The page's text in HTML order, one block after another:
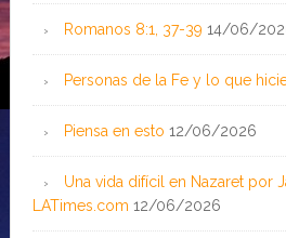
Romanos 8:1, 37-39 14/06/
Personas de la Fe y lo que
Piensa en esto 12/06/2026
Una vida difícil en Nazaret por
LATimes.com 12/06/2026